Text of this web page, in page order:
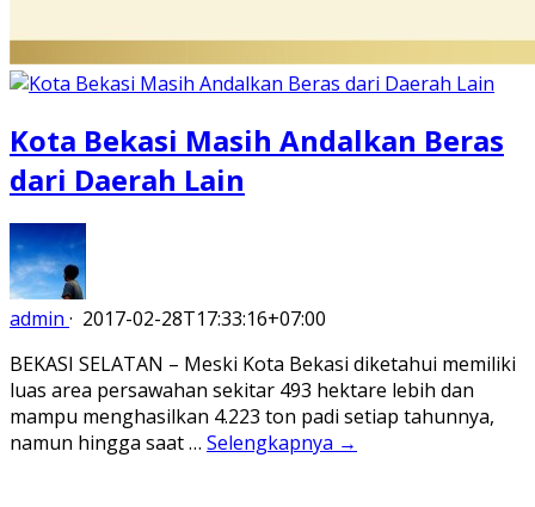
Kota Bekasi Masih Andalkan Beras
dari Daerah Lain
admin · 2017-02-28T17:33:16+07:00
BEKASI SELATAN – Meski Kota Bekasi diketahui memiliki
luas area persawahan sekitar 493 hektare lebih dan
mampu menghasilkan 4.223 ton padi setiap tahunnya,
namun hingga saat … Selengkapnya →